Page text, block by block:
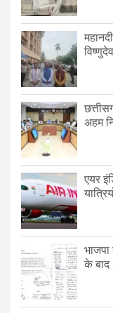
अहम
एयर
के बाद